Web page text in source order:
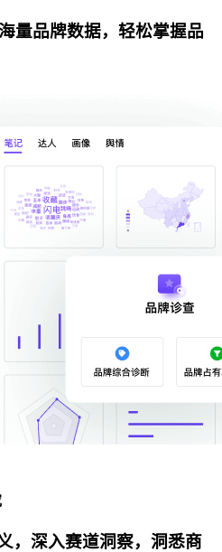
量品牌数据，轻松掌握品
，深入赛道洞察，洞悉商